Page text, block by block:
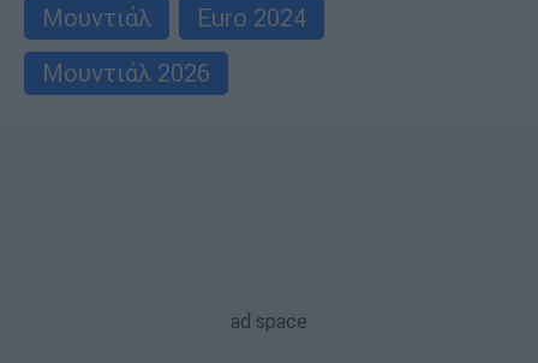
Μουντιάλ
Euro 2024
Μουντιάλ 2026